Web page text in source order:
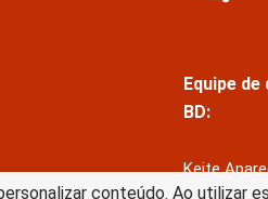
conteúdo. Ao utilizar
Equipe
BD:
Keite